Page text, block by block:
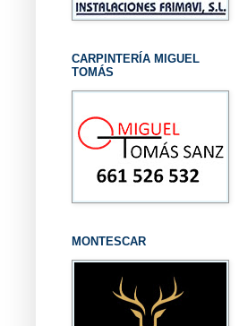
CARPINTERÍA MIGUEL
TOMÁS
MONTESCAR